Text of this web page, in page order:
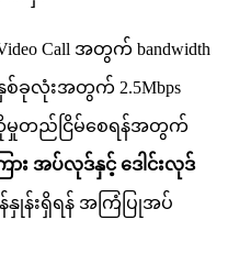
Call အတက bandwidth
စခလအတက 2.5Mbps
မတည ငမစရနအတက
အပလဒနင ဒ ငလဒ
နနနရရန အ က ပအပ